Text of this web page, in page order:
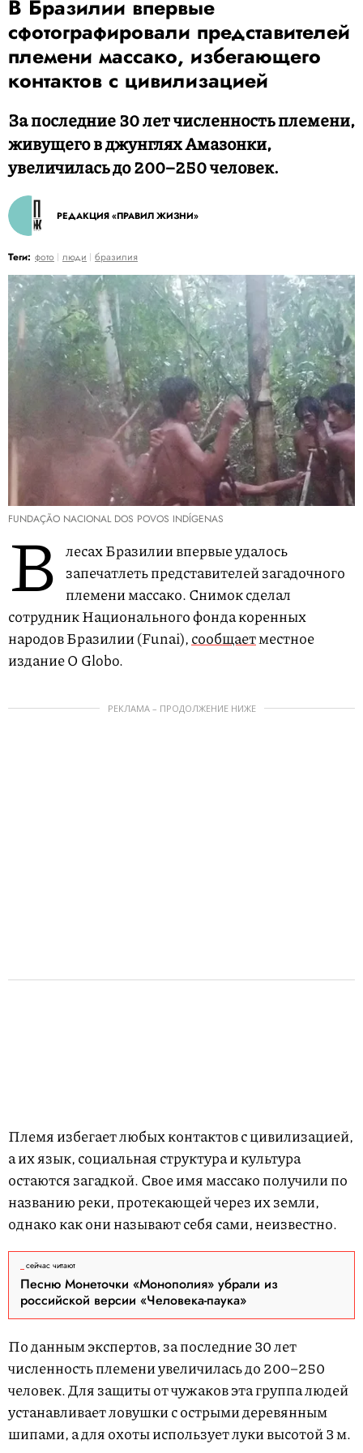
В Бразилии впервые
сфотографировали представителей
племени массако, избегающего
контактов с цивилизацией
За последние 30 лет численность племени,
живущего в джунглях Амазонки,
увеличилась до 200–250 человек.
РЕДАКЦИЯ «ПРАВИЛ ЖИЗНИ»
Теги: фото люди бразилия
FUNDAÇÃO NACIONAL DOS POVOS INDÍGENAS
В лесах Бразилии впервые удалось
запечатлеть представителей загадочного
племени массако. Снимок сделал
сотрудник Национального фонда коренных
народов Бразилии (Funai),сообщаетместное
издание O Globo.
РЕКЛАМА – ПРОДОЛЖЕНИЕ НИЖЕ
Племя избегает любых контактов с цивилизацией,
а их язык, социальная структура и культура
остаются загадкой. Свое имя массако получили по
названию реки, протекающей через их земли,
однако как они называют себя сами, неизвестно.
сейчас читают
Песню Монеточки «Монополия» убрали из
российской версии «Человека-паука»
По данным экспертов, за последние 30 лет
численность племени увеличилась до 200–250
человек. Для защиты от чужаков эта группа людей
устанавливает ловушки с острыми деревянным
шипами, а для охоты использует луки высотой 3 м.